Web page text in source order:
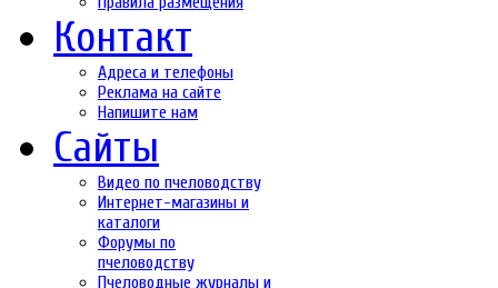
Контакт
Адреса и телефоны
Реклама на сайте
Напишите нам
Сайты
Видео по пчеловодству
Интернет-магазины и
каталоги
Форумы по
пчеловодству
Пчеловодные журналы и